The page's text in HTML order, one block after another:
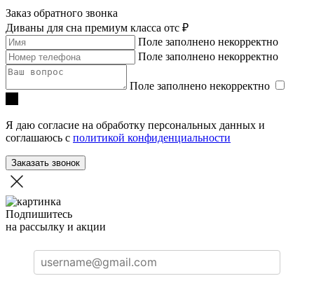
Заказ обратного звонка
Диваны для сна премиум класса отc ₽
Поле заполнено некорректно
Поле заполнено некорректно
Поле заполнено некорректно
Я даю согласие на обработку персональных данных и
соглашаюсь с политикой конфиденциальности
Заказать звонок
Подпишитесь
на рассылку и акции